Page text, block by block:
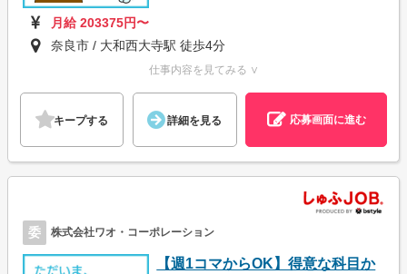
月給 203375円〜
奈良市 / 大和西大寺駅 徒歩4分
仕事内容を見てみる ∨
キープする 詳細を見る 応募画面に進む
委 株式会社ワオ・コーポレーション
【週1コマからOK】得意な科目か